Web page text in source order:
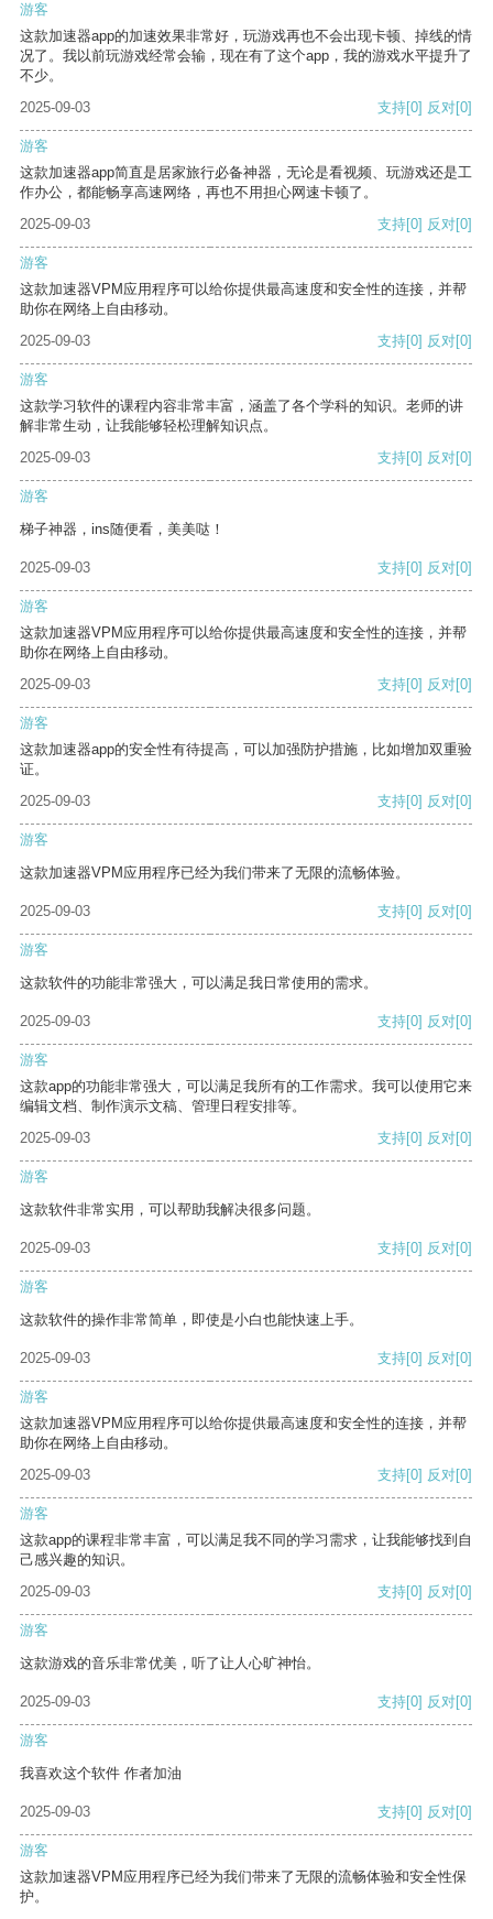
游客
这款加速器app的加速效果非常好，玩游戏再也不会出现卡顿、掉线的情
况了。我以前玩游戏经常会输，现在有了这个app，我的游戏水平提升了
不少。
2025-09-03
支持[0] 反对[0]
游客
这款加速器app简直是居家旅行必备神器，无论是看视频、玩游戏还是工
作办公，都能畅享高速网络，再也不用担心网速卡顿了。
2025-09-03
支持[0] 反对[0]
游客
这款加速器VPM应用程序可以给你提供最高速度和安全性的连接，并帮
助你在网络上自由移动。
2025-09-03
支持[0] 反对[0]
游客
这款学习软件的课程内容非常丰富，涵盖了各个学科的知识。老师的讲
解非常生动，让我能够轻松理解知识点。
2025-09-03
支持[0] 反对[0]
游客
梯子神器，ins随便看，美美哒！
2025-09-03 支持[0] 反对[0]
游客
这款加速器VPM应用程序可以给你提供最高速度和安全性的连接，并帮
助你在网络上自由移动。
2025-09-03
支持[0] 反对[0]
游客
这款加速器app的安全性有待提高，可以加强防护措施，比如增加双重验
证。
2025-09-03
支持[0] 反对[0]
游客
这款加速器VPM应用程序已经为我们带来了无限的流畅体验。
2025-09-03 支持[0] 反对[0]
游客
这款软件的功能非常强大，可以满足我日常使用的需求。
2025-09-03 支持[0] 反对[0]
游客
这款app的功能非常强大，可以满足我所有的工作需求。我可以使用它来
编辑文档、制作演示文稿、管理日程安排等。
2025-09-03
支持[0] 反对[0]
游客
这款软件非常实用，可以帮助我解决很多问题。
2025-09-03 支持[0] 反对[0]
游客
这款软件的操作非常简单，即使是小白也能快速上手。
2025-09-03 支持[0] 反对[0]
游客
这款加速器VPM应用程序可以给你提供最高速度和安全性的连接，并帮
助你在网络上自由移动。
2025-09-03
支持[0] 反对[0]
游客
这款app的课程非常丰富，可以满足我不同的学习需求，让我能够找到自
己感兴趣的知识。
2025-09-03
支持[0] 反对[0]
游客
这款游戏的音乐非常优美，听了让人心旷神怡。
2025-09-03 支持[0] 反对[0]
游客
我喜欢这个软件 作者加油
2025-09-03 支持[0] 反对[0]
游客
这款加速器VPM应用程序已经为我们带来了无限的流畅体验和安全性保
护。